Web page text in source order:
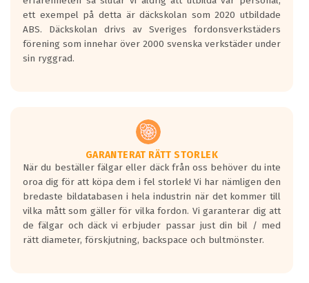
ett exempel på detta är däckskolan som 2020 utbildade
ABS. Däckskolan drivs av Sveriges fordonsverkstäders
förening som innehar över 2000 svenska verkstäder under
sin ryggrad.
GARANTERAT RÄTT STORLEK
När du beställer fälgar eller däck från oss behöver du inte
oroa dig för att köpa dem i fel storlek! Vi har nämligen den
bredaste bildatabasen i hela industrin när det kommer till
vilka mått som gäller för vilka fordon. Vi garanterar dig att
de fälgar och däck vi erbjuder passar just din bil / med
rätt diameter, förskjutning, backspace och bultmönster.